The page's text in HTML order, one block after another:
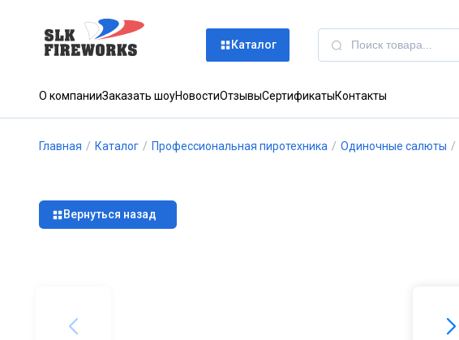
Каталог
О компанииЗаказать шоуНовостиОтзывыСертификатыКонтакты
Главная / Каталог / Профессиональная пиротехника / Одиночные салюты /
Вернуться назад